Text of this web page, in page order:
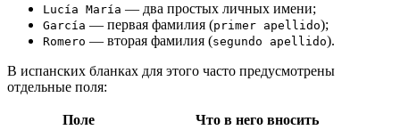
Lucía María — два простых личных имени;
García — первая фамилия (primer apellido);
Romero — вторая фамилия (segundo apellido).
В испанских бланках для этого часто предусмотрены
отдельные поля:
Поле Что в него вносить